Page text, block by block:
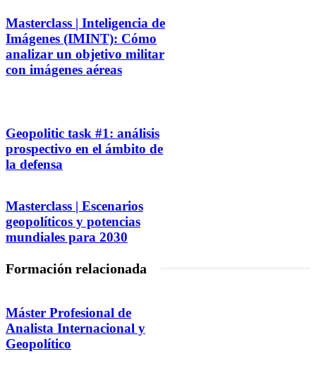
Masterclass | Inteligencia de
Imágenes (IMINT): Cómo
analizar un objetivo militar
con imágenes aéreas
Geopolitic task #1: análisis
prospectivo en el ámbito de
la defensa
Masterclass | Escenarios
geopolíticos y potencias
mundiales para 2030
Formación relacionada
Máster Profesional de
Analista Internacional y
Geopolítico